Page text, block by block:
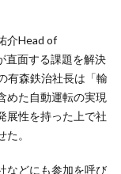
介Head of
直面する課題を解決
有森鉄治社長は「輸
めた自動運転の実現
展性を持った上で社
。
などにも参加を呼び